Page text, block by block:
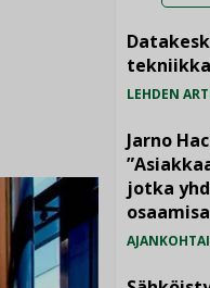
LEHDEN
Jarno
jotka